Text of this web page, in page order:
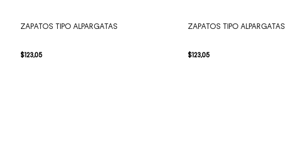
ZAPATOS TIPO ALPARGATAS
$123,05
ZAPATOS TIPO ALPARGATAS
$123,05